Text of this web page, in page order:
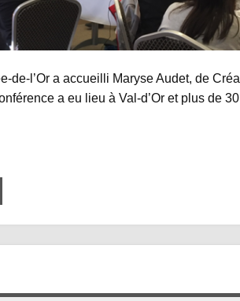
de-l’Or a accueilli Maryse Audet, de
a eu lieu à Val-d’Or et plus de